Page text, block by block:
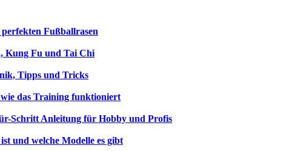
Fußballrasen
Kung Fu und Tai Chi
Tipps und Tricks
das Training funktioniert
Schritt Anleitung für Hobby und Profis
und welche Modelle es gibt